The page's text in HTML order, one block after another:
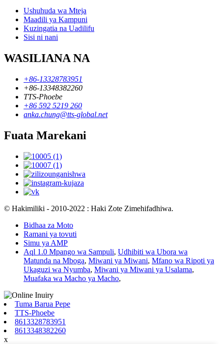
Ushuhuda wa Mteja
Maadili ya Kampuni
Kuzingatia na Uadilifu
Sisi ni nani
WASILIANA NA
+86-13328783951
+86-13348382260
TTS-Phoebe
+86 592 5219 260
anka.chung@tts-global.net
Fuata Marekani
© Hakimiliki - 2010-2022 : Haki Zote Zimehifadhiwa.
Bidhaa za Moto
Ramani ya tovuti
Simu ya AMP
Aql 1.0 Mpango wa Sampuli, Udhibiti wa Ubora wa
Matunda na Mboga, Miwani ya Miwani, Mfano wa Ripoti ya
Ukaguzi wa Nyumba, Miwani ya Miwani ya Usalama,
Muafaka wa Macho ya Macho,
Tuma Barua Pepe
TTS-Phoebe
8613328783951
8613348382260
x